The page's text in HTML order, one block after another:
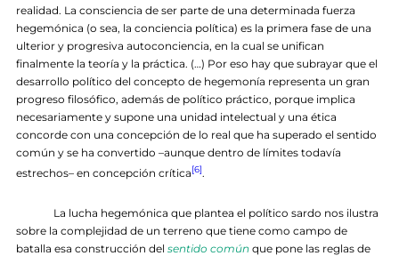
realidad. La consciencia de ser parte de una determinada fuerza
hegemónica (o sea, la conciencia política) es la primera fase de una
ulterior y progresiva autoconciencia, en la cual se unifican
finalmente la teoría y la práctica. (…) Por eso hay que subrayar que el
desarrollo político del concepto de hegemonía representa un gran
progreso filosófico, además de político práctico, porque implica
necesariamente y supone una unidad intelectual y una ética
concorde con una concepción de lo real que ha superado el sentido
común y se ha convertido –aunque dentro de límites todavía
estrechos– en concepción crítica[6].
La lucha hegemónica que plantea el político sardo nos ilustra
sobre la complejidad de un terreno que tiene como campo de
batalla esa construcción del sentido común que pone las reglas de